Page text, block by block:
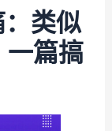
类似
一篇搞